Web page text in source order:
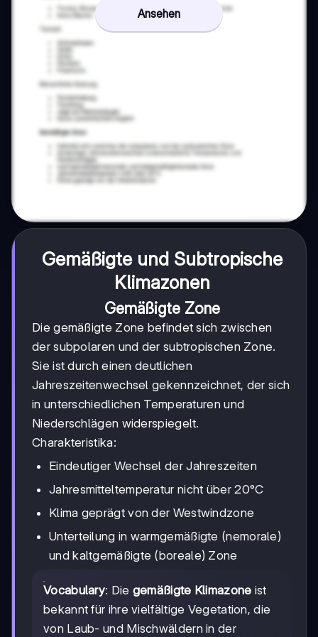
Ansehen
Gemäßigte und Subtropische
Klimazonen
Gemäßigte Zone
Die gemäßigte Zone befindet sich zwischen
der subpolaren und der subtropischen Zone.
Sie ist durch einen deutlichen
Jahreszeitenwechsel gekennzeichnet, der sich
in unterschiedlichen Temperaturen und
Niederschlägen widerspiegelt.
Charakteristika:
Eindeutiger Wechsel der Jahreszeiten
Jahresmitteltemperatur nicht über 20°C
Klima geprägt von der Westwindzone
Unterteilung in warmgemäßigte (nemorale)
und kaltgemäßigte (boreale) Zone
Vocabulary: Die gemäßigte Klimazone ist
bekannt für ihre vielfältige Vegetation, die
von Laub- und Mischwäldern in der